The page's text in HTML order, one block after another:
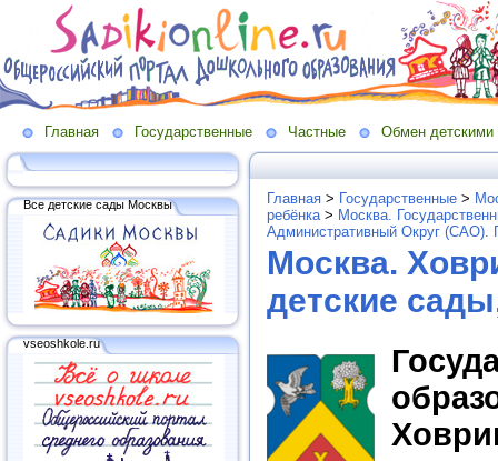
Главная Государственные Частные Обмен детскими
Все детские сады Москвы
vseoshkole.ru
Главная > Государственные >
ребёнка> Москва.
Административный Округ (САО).
Москва.
детские